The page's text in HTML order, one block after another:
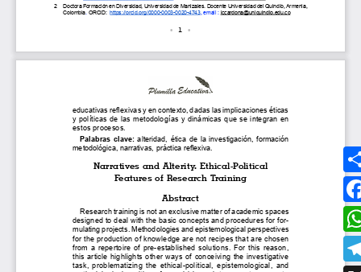
MEDIOS UMANIZALES
UMFM Radio
Revistas
Podcast
Directorio
ESTUDIAR EN LA UMANIZALES
Pregrados